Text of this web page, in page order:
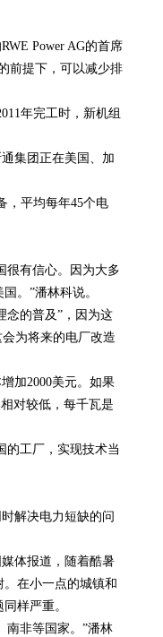
Power AG的首席
前提下，可以减少排
年完工时，新机组
集团正在美国、加
，平均每年45个电
很有信心。因为大多
。”潘林科说。
念的普及”，因为这
为将来的电厂改造
加2000美元。如果
对较低，每千瓦是
的工厂，实现技术当
解决电力短缺的问
体报道，随着酷暑
在小一点的城镇和
样严重。
南非等国家。”潘林